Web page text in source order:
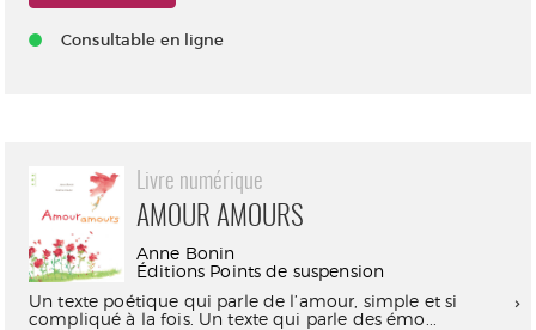
Consultable en ligne
Livre numérique
AMOUR AMOURS
Anne Bonin
Éditions Points de suspension
Un texte poétique qui parle de l’amour, simple et si
compliqué à la fois. Un texte qui parle des émo...